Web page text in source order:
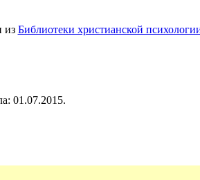
из Библиотеки христианской
01.07.2015.